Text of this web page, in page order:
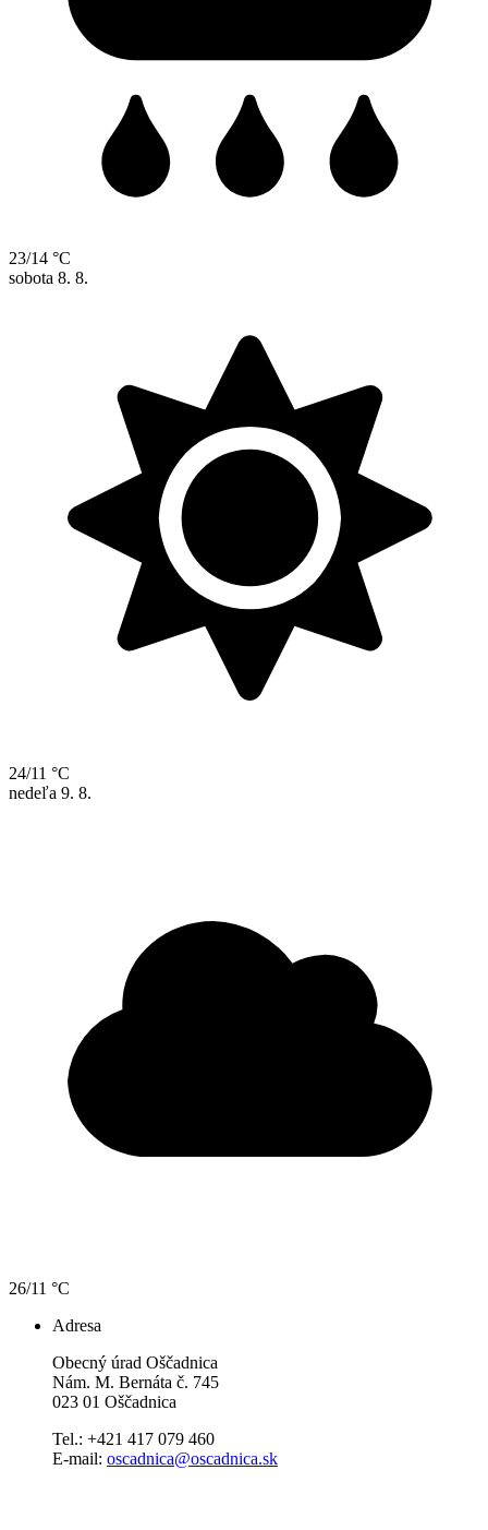
23/14 °C
sobota 8. 8.
24/11 °C
nedeľa 9. 8.
26/11 °C
Adresa
Obecný úrad Oščadnica
Nám. M. Bernáta č. 745
023 01 Oščadnica
Tel.: +421 417 079 460
E-mail: oscadnica@oscadnica.sk